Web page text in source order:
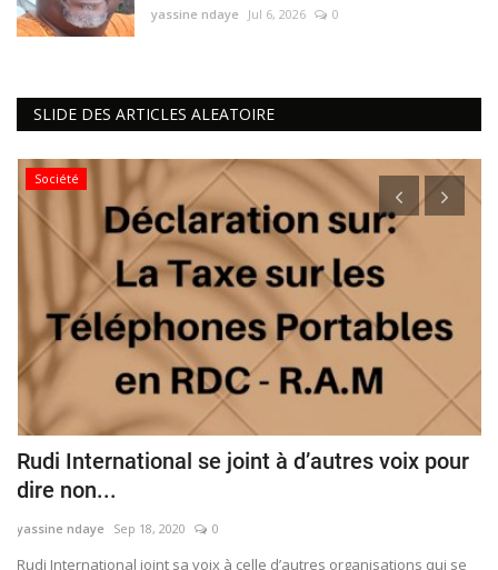
yassine ndaye Jul 6, 2026 0
SLIDE DES ARTICLES ALEATOIRE
Société
Rudi International se joint à d’autres voix pour
dire non...
yassine ndaye Sep 18, 2020 0
Rudi International joint sa voix à celle d’autres organisations qui se